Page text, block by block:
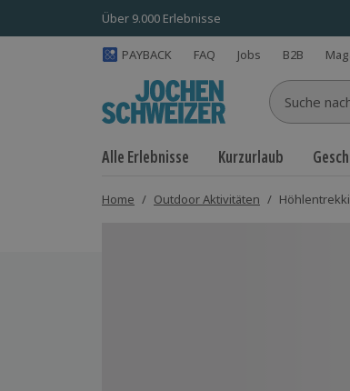
Über 9.000 Erlebnisse
PAYBACK FAQ Jobs B2B
Suche nach
Alle Erlebnisse Kurzurlaub
Home / Outdoor Aktivitäten /